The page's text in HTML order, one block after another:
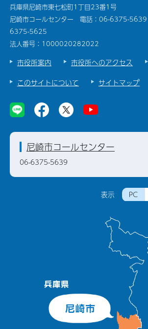
兵庫県尼崎市東七松町1丁目23番1号
尼崎市コールセンター 電話：06-6375-
6375-5625
法人番号：1000020282022
市役所案内 市役所へのアクセス
このサイトについて
サイトマップ
表示 PC
尼崎市コールセンター
06-6375-5639